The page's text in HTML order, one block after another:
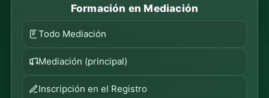
Formación en Mediación
Todo Mediación
Mediación (principal)
Inscripción en el Registro